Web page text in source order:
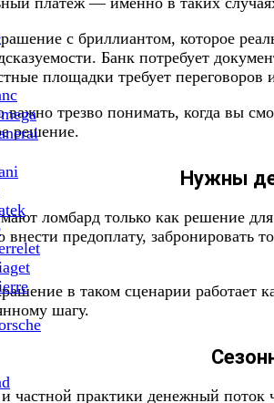
с бриллиантом, которое
Банк потребует
площадки требует переговоров
важно трезво понимать, когда вы
решение.
Нужны
ломбард только как решение
предоплату, забронировать
в таком сценарии
шагу.
частной практики денежный поток